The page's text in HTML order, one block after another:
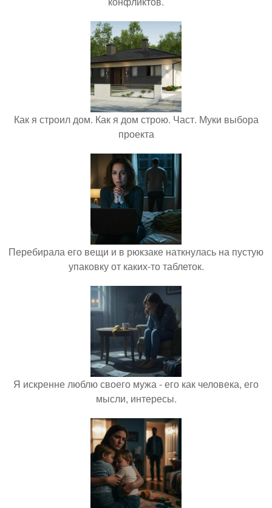
Как я строил дом. Как я дом строю. Част. Муки выбора
проекта
Перебирала его вещи и в рюкзаке наткнулась на пустую
упаковку от каких-то таблеток.
Я искренне люблю своего мужа - его как человека, его
мысли, интересы.